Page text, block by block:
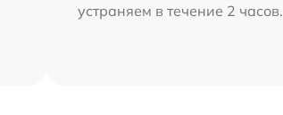
устраняем в течение 2 часов.